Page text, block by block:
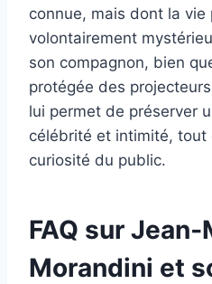
connue, mais dont la vie
volontairement
son compagnon, bien
protégée des
lui permet de préserver
célébrité et intimité, tout
curiosité du public.
FAQ sur
Morandini et